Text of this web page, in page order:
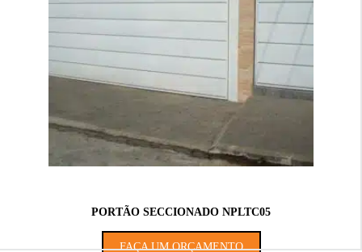
PORTÃO SECCIONADO NPLTC05
FAÇA UM ORÇAMENTO